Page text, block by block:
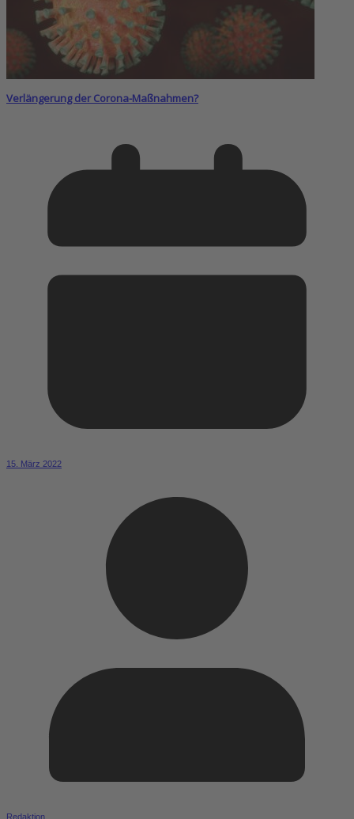
Verlängerung der Corona-Maßnahmen?
15. März 2022
Redaktion